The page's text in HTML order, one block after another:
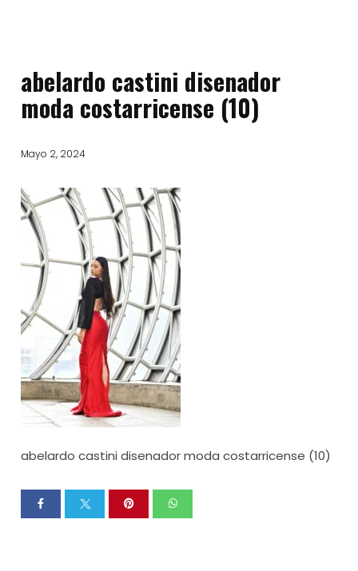
abelardo castini disenador
moda costarricense (10)
Mayo 2, 2024
abelardo castini disenador moda costarricense (10)